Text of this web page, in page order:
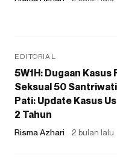
EDITORIAL
5W1H: Dugaan Kasus
Seksual 50
Pati: Update Kasus
2 Tahun
Risma Azhari 2 bulan lalu